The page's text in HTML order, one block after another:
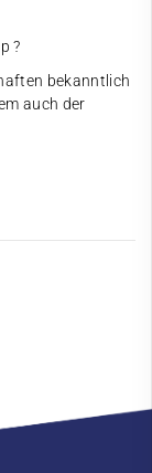
?
bekanntlich
auch der